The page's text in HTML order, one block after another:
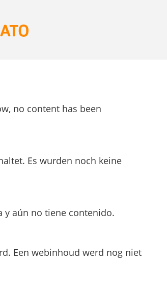
no content has been
Es wurden noch keine
y aún no tiene contenido.
Een webinhoud werd nog niet